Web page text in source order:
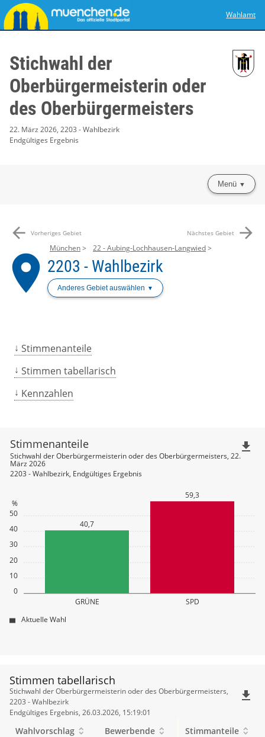
Wahlamt
Stichwahl der
Oberbürgermeisterin oder
des Oberbürgermeisters
22. März 2026, 2203 - Wahlbezirk
Endgültiges Ergebnis
Menü
arrow_back Vorheriges Gebiet Nächstes Gebiet arrow_forward
place
München 22 - Aubing-Lochhausen-Langwied
2203 - Wahlbezirk
Anderes Gebiet auswählen
Stimmenanteile
Stimmen tabellarisch
Kennzahlen
0
10
20
30
40
50
%
GRÜNE SPD
40,7
59,3
Stimmenanteile
Stichwahl der Oberbürgermeisterin oder des Oberbürgermeisters, 22.
März 2026
2203 - Wahlbezirk, Endgültiges Ergebnis
Aktuelle Wahl
file_download
Stimmen tabellarisch
Stimmen
tabellarisch
Stichwahl der Oberbürgermeisterin oder des Oberbürgermeisters,
2203 - Wahlbezirk
Endgültiges Ergebnis, 26.03.2026, 15:19:01
file_download
Wahlvorschlag Bewerbende
Stimmanteile